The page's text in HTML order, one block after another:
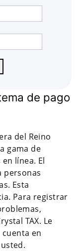
de pago
del Reino
gama de
línea. El
personas
Esta
Para registrar
TAX. Le
en